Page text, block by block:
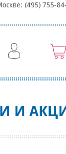
(495) 755-
И